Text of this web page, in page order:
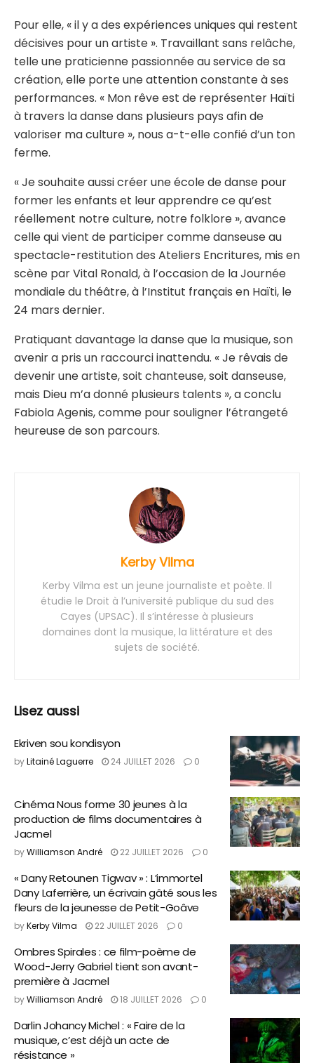
Pour elle, « il y a des expériences uniques qui restent
décisives pour un artiste ». Travaillant sans relâche,
telle une praticienne passionnée au service de sa
création, elle porte une attention constante à ses
performances. « Mon rêve est de représenter Haïti
à travers la danse dans plusieurs pays afin de
valoriser ma culture », nous a-t-elle confié d’un ton
ferme.
« Je souhaite aussi créer une école de danse pour
former les enfants et leur apprendre ce qu’est
réellement notre culture, notre folklore », avance
celle qui vient de participer comme danseuse au
spectacle-restitution des Ateliers Encritures, mis en
scène par Vital Ronald, à l’occasion de la Journée
mondiale du théâtre, à l’Institut français en Haïti, le
24 mars dernier.
Pratiquant davantage la danse que la musique, son
avenir a pris un raccourci inattendu. « Je rêvais de
devenir une artiste, soit chanteuse, soit danseuse,
mais Dieu m’a donné plusieurs talents », a conclu
Fabiola Agenis, comme pour souligner l’étrangeté
heureuse de son parcours.
Kerby Vilma
Kerby Vilma est un jeune journaliste et poète. Il
étudie le Droit à l’université publique du sud des
Cayes (UPSAC). Il s’intéresse à plusieurs
domaines dont la musique, la littérature et des
sujets de société.
Lisez aussi
Ekriven sou kondisyon
byLitainé Laguerre 24 JUILLET 2026 0
Cinéma Nous forme 30 jeunes à la
production de films documentaires à
Jacmel
byWilliamson André 22 JUILLET 2026 0
« Dany Retounen Tigwav » : L’immortel
Dany Laferrière, un écrivain gâté sous les
fleurs de la jeunesse de Petit-Goâve
byKerby Vilma 22 JUILLET 2026 0
Ombres Spirales : ce film-poème de
Wood-Jerry Gabriel tient son avant-
première à Jacmel
byWilliamson André 18 JUILLET 2026 0
Darlin Johancy Michel : « Faire de la
musique, c’est déjà un acte de
résistance »